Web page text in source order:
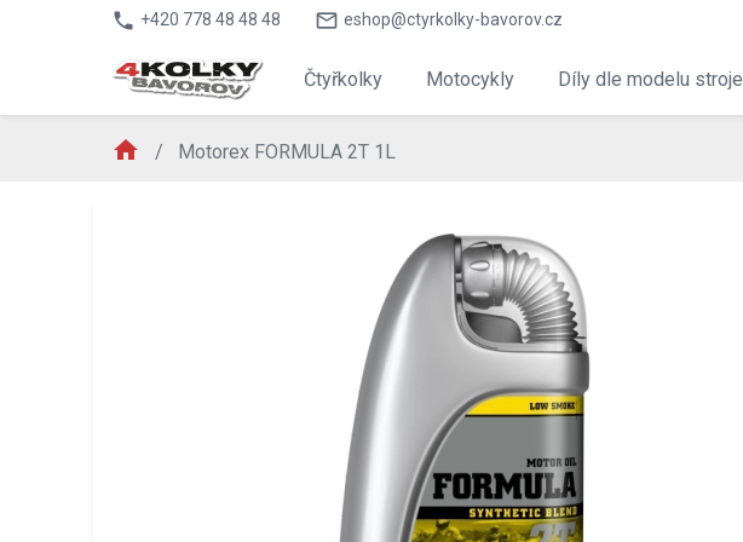
phone +420 778 48 48 48 mail_outline eshop@ctyrkolky-bavorov.cz
Čtyřkolky Motocykly Díly dle modelu stroje
home Motorex FORMULA 2T 1L